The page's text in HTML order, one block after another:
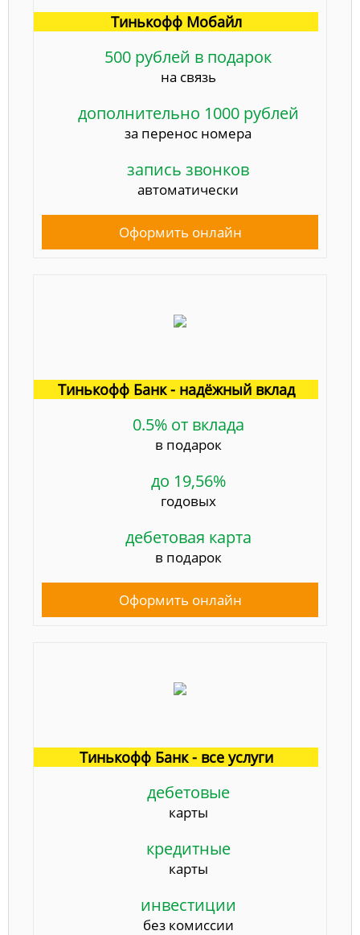
Тинькофф Мобайл
500 рублей в подарок
на связь
дополнительно 1000 рублей
за перенос номера
запись звонков
автоматически
Оформить онлайн
Тинькофф Банк - надёжный вклад
0.5% от вклада
в подарок
до 19,56%
годовых
дебетовая карта
в подарок
Оформить онлайн
Тинькофф Банк - все услуги
дебетовые
карты
кредитные
карты
инвестиции
без комиссии